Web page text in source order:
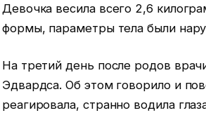
Девочка весила всего 2,6
формы, параметры тела были
На третий день после родов
Эдвардса. Об этом говорило и
реагировала, странно водила